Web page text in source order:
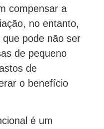
compensar a
no entanto,
pode não ser
de pequeno
de
o benefício
é um